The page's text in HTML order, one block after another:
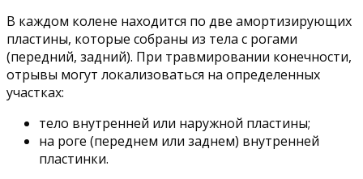
В каждом колене находится по две амортизирующих
пластины, которые собраны из тела с рогами
(передний, задний). При травмировании конечности,
отрывы могут локализоваться на определенных
участках:
тело внутренней или наружной пластины;
на роге (переднем или заднем) внутренней
пластинки.